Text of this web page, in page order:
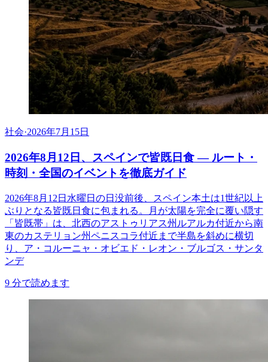
社会·2026年7月15日
2026年8月12日、スペインで皆既日食 ― ルート・
時刻・全国のイベントを徹底ガイド
2026年8月12日水曜日の日没前後、スペイン本土は1世紀以上
ぶりとなる皆既日食に包まれる。月が太陽を完全に覆い隠す
「皆既帯」は、北西のアストゥリアス州ルアルカ付近から南
東のカステリョン州ペニスコラ付近まで半島を斜めに横切
り、ア・コルーニャ・オビエド・レオン・ブルゴス・サンタ
ンデ
9 分で読めます